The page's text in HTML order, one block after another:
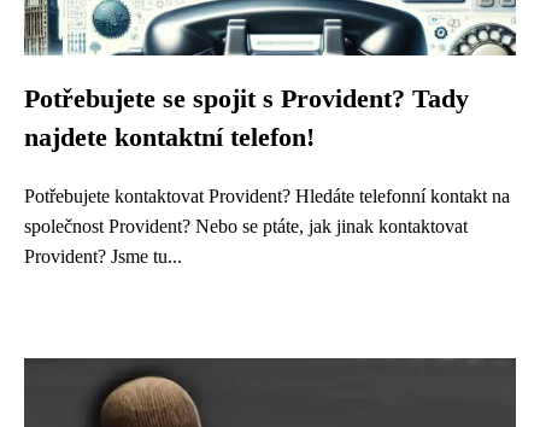
Potřebujete se spojit s Provident? Tady
najdete kontaktní telefon!
Potřebujete kontaktovat Provident? Hledáte telefonní kontakt na
společnost Provident? Nebo se ptáte, jak jinak kontaktovat
Provident? Jsme tu...